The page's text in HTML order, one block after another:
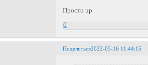
Просто up
0
Поделиться2022-05-16 11:44:15